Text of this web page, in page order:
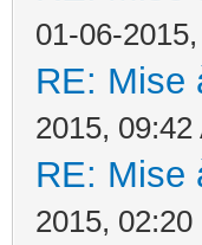
01-06-
RE: Mise
2015, 09:42
RE: Mise
2015, 02:20